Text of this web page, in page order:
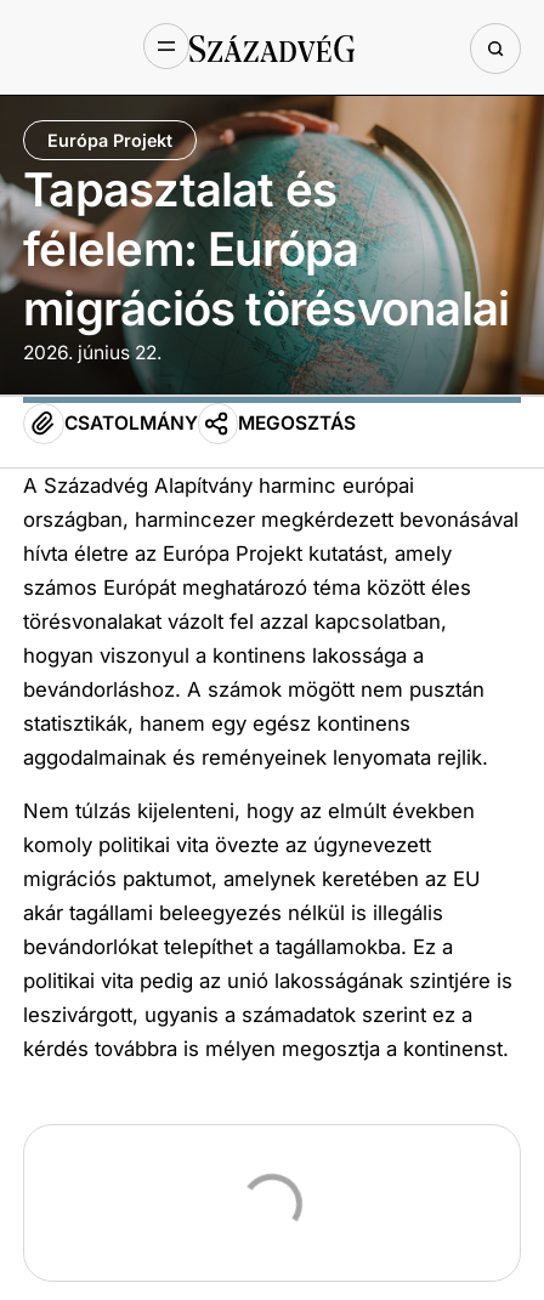
Európa Projekt
Tapasztalat és
félelem: Európa
migrációs törésvonalai
2026. június 22.
CSATOLMÁNY MEGOSZTÁS
A Századvég Alapítvány harminc európai
országban, harmincezer megkérdezett bevonásával
hívta életre az Európa Projekt kutatást, amely
számos Európát meghatározó téma között éles
törésvonalakat vázolt fel azzal kapcsolatban,
hogyan viszonyul a kontinens lakossága a
bevándorláshoz. A számok mögött nem pusztán
statisztikák, hanem egy egész kontinens
aggodalmainak és reményeinek lenyomata rejlik.
Nem túlzás kijelenteni, hogy az elmúlt években
komoly politikai vita övezte az úgynevezett
migrációs paktumot, amelynek keretében az EU
akár tagállami beleegyezés nélkül is illegális
bevándorlókat telepíthet a tagállamokba. Ez a
politikai vita pedig az unió lakosságának szintjére is
leszivárgott, ugyanis a számadatok szerint ez a
kérdés továbbra is mélyen megosztja a kontinenst.